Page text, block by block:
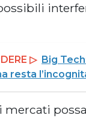
▷ Big
resta
mercati